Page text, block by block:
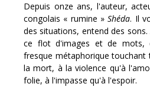
Depuis onze ans, l'auteur,
congolais « rumine »Shéda. Il
des situations, entend des
ce flot d'images et de mots,
fresque métaphorique
la mort, à la violence qu'à
folie, à l'impasse qu'à l'espoir.